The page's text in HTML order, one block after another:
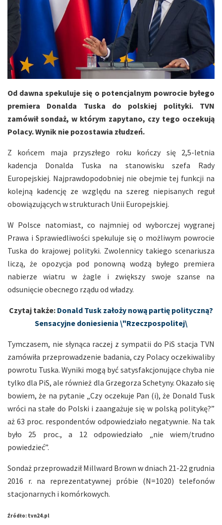
Od dawna spekuluje się o potencjalnym powrocie byłego
premiera Donalda Tuska do polskiej polityki. TVN
zamówił sondaż, w którym zapytano, czy tego oczekują
Polacy. Wynik nie pozostawia złudzeń.
Z końcem maja przyszłego roku kończy się 2,5-letnia
kadencja Donalda Tuska na stanowisku szefa Rady
Europejskiej. Najprawdopodobniej nie obejmie tej funkcji na
kolejną kadencję ze względu na szereg niepisanych reguł
obowiązujących w strukturach Unii Europejskiej.
W Polsce natomiast, co najmniej od wyborczej wygranej
Prawa i Sprawiedliwości spekuluje się o możliwym powrocie
Tuska do krajowej polityki. Zwolennicy takiego scenariusza
liczą, że opozycja pod ponowną wodzą byłego premiera
nabierze wiatru w żagle i zwiększy swoje szanse na
odsunięcie obecnego rządu od władzy.
Czytaj także: Donald Tusk założy nową partię polityczną?
Sensacyjne doniesienia \"Rzeczpospolitej\
Tymczasem, nie słynąca raczej z sympatii do PiS stacja TVN
zamówiła przeprowadzenie badania, czy Polacy oczekiwaliby
powrotu Tuska. Wyniki mogą być satysfakcjonujące chyba nie
tylko dla PiS, ale również dla Grzegorza Schetyny. Okazało się
bowiem, że na pytanie „Czy oczekuje Pan (i), że Donald Tusk
wróci na stałe do Polski i zaangażuje się w polską politykę?”
aż 63 proc. respondentów odpowiedziało negatywnie. Na tak
było 25 proc., a 12 odpowiedziało „nie wiem/trudno
powiedzieć”.
Sondaż przeprowadził Millward Brown w dniach 21-22 grudnia
2016 r. na reprezentatywnej próbie (N=1020) telefonów
stacjonarnych i komórkowych.
Źródło: tvn24.pl